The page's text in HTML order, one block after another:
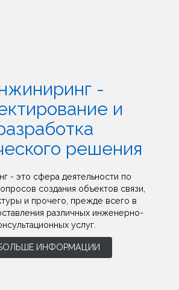
-
и
решения
- это сфера деятельности по
создания объектов связи,
и прочего, прежде всего в
различных инженерно-
услуг.
ИНФОРМАЦИИ